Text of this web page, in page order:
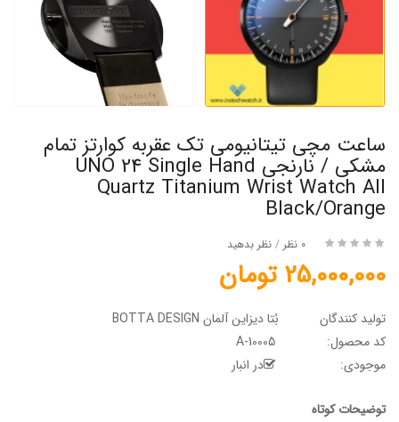
ساعت مچی تیتانیومی تک عقربه کوارتز تمام
مشکی / نارنجی UNO 24 Single Hand
Quartz Titanium Wrist Watch All
Black/Orange
0 نظر / نظر بدهید
25,000,000 تومان
تولید کنندگان
بُتا دیزاین آلمان BOTTA DESIGN
کد محصول:
موجودی:
در انبار
توضیحات کوتاه